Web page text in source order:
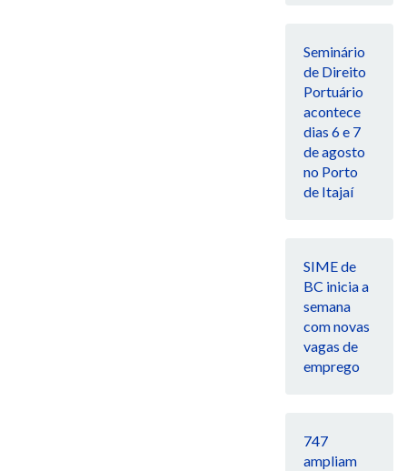
Seminário
de Direito
Portuário
acontece
dias 6 e 7
de agosto
no Porto
de Itajaí
SIME de
BC inicia a
semana
com novas
vagas de
emprego
747
ampliam